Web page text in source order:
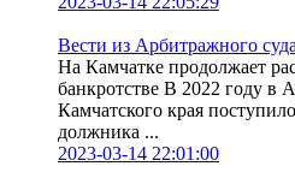
Вести из Арбитражного суда
На Камчатке продолжает
банкротстве В 2022 году в
Камчатского края
должника ...
2023-03-14 22:01:00